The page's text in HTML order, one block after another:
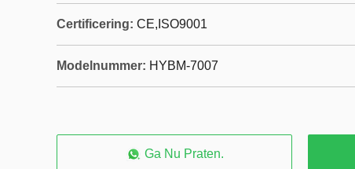
Certificering: CE,ISO9001
Modelnummer: HYBM-7007
Ga Nu Praten.